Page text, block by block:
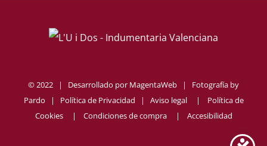
© 2022 | Desarrollado por MagentaWeb | Fotografía by
Pardo | Política de Privacidad | Aviso legal| Política de
Cookies| Condiciones de compra| Accesibilidad